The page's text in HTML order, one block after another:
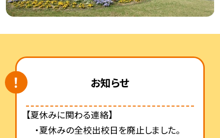
お知らせ
【夏休みに関わる連絡】
・夏休みの全校出校日を廃止しました。